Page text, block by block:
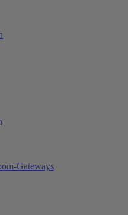
Gateways